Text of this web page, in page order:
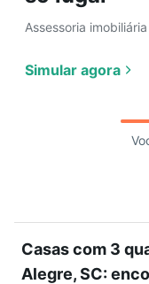
Assessoria
Simular agora
Casas com 3
Alegre, SC: